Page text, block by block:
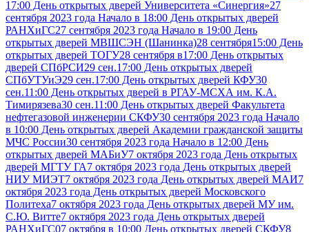
17:00 День открытых дверей Университета «Синергия»27
сентября 2023 года Начало в 18:00 День открытых дверей
РАНХиГС27 сентября 2023 года Начало в 19:00 День
открытых дверей МВШСЭН (Шанинка)28 сентября15:00 День
открытых дверей ТОГУ28 сентября в17:00 День открытых
дверей СПбРСИ29 сен.17:00 День открытых дверей
СПбУТУиЭ29 сен.17:00 День открытых дверей КФУ30
сен.11:00 День открытых дверей в РГАУ-МСХА им. К.А.
Тимирязева30 сен.11:00 День открытых дверей Факультета
нефтегазовой инженерии СКФУ30 сентября 2023 года Начало
в 10:00 День открытых дверей Академии гражданской защиты
МЧС России30 сентября 2023 года Начало в 12:00 День
открытых дверей МАБиУ7 октября 2023 года День открытых
дверей МГТУ ГА7 октября 2023 года День открытых дверей
НИУ МИЭТ7 октября 2023 года День открытых дверей МАИ7
октября 2023 года День открытых дверей Московского
Политеха7 октября 2023 года День открытых дверей МУ им.
С.Ю. Витте7 октября 2023 года День открытых дверей
РАНХиГС07 октября в 10:00 День открытых дверей СКФУ8